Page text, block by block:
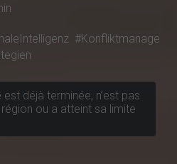
#Konfliktmanage
est déjà terminée, n’est pas
ou a atteint sa limite